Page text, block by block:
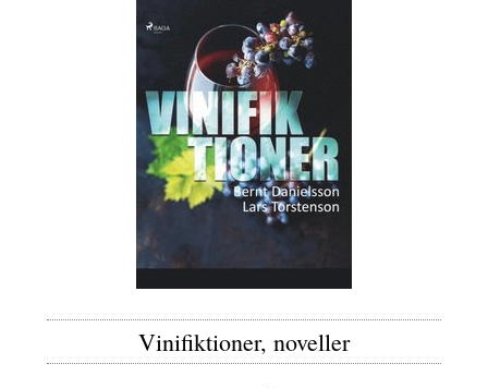
Vinifiktioner, noveller